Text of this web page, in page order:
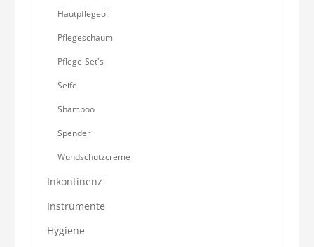
Hautpflegeöl
Pflegeschaum
Pflege-Set's
Seife
Shampoo
Spender
Wundschutzcreme
Inkontinenz
Instrumente
Hygiene